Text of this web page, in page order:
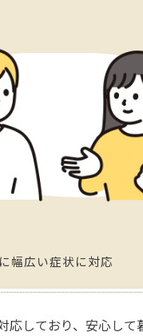
幅広い症状に対応
応しており、安心して